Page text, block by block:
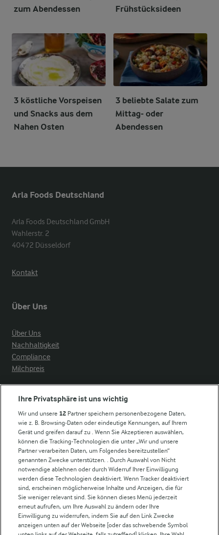
zum Abendessen
Frühstücksideen
3 köstliche Vorspeisen
und Snacks aus dem
Nahen Osten
3 beliebte Salate zum
Mittag- oder
Abendessen
Arla Foods Deutschland
Arla Foods Deutschland GmbH
Wahlerstr. 2
40472 Düsseldorf
Kontakt
Über Uns
Über Uns
Nachhaltigkeit
Compliance
Milchpreis
Arla in anderen Ländern
Weitere Arla Websites
Castello
Lurpak
Arla Pro
Für unsere Landwirt:innen
Folge uns!
Ihre Privatsphäre ist uns wichtig
Wir und unsere 12 Partner speichern personenbezogene Daten,
wie z. B. Browsing-Daten oder eindeutige Kennungen, auf Ihrem
Gerät und greifen darauf zu . Wenn Sie Akzeptieren auswählen,
können die Tracking-Technologien die unter „Wir und unsere
Partner verarbeiten Daten, um Folgendes bereitzustellen“
genannten Zwecke unterstützen. . Durch Auswahl von Nicht
notwendige ablehnen oder durch Widerruf Ihrer Einwilligung
werden diese Technologien deaktiviert. Wenn Tracker deaktiviert
sind, erscheinen möglicherweise Inhalte und Anzeigen, die für
Sie weniger relevant sind. Sie können dieses Menü jederzeit
erneut aufrufen, um Ihre Auswahl zu ändern oder Ihre
Einwilligung zu widerrufen, indem Sie auf den Link Zwecke
anzeigen unten auf der Webseite [oder das schwebende Symbol